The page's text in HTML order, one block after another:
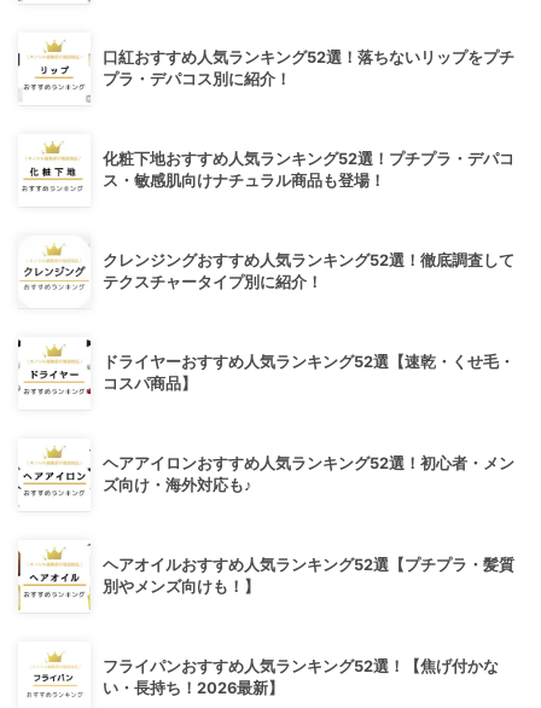
口紅おすすめ人気ランキング52選！落ちないリップをプチ
プラ・デパコス別に紹介！
化粧下地おすすめ人気ランキング52選！プチプラ・デパコ
ス・敏感肌向けナチュラル商品も登場！
クレンジングおすすめ人気ランキング52選！徹底調査して
テクスチャータイプ別に紹介！
ドライヤーおすすめ人気ランキング52選【速乾・くせ毛・
コスパ商品】
ヘアアイロンおすすめ人気ランキング52選！初心者・メン
ズ向け・海外対応も♪
ヘアオイルおすすめ人気ランキング52選【プチプラ・髪質
別やメンズ向けも！】
フライパンおすすめ人気ランキング52選！【焦げ付かな
い・長持ち！2026最新】